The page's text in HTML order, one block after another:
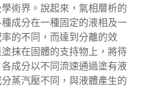
術界。說起來，氣相層析的
成分在一種固定的液相及一
的不同，而達到分離的效
抹在固體的支持物上，將待
成分以不同流速通過塗有液
蒸汽壓不同，與液體產生的